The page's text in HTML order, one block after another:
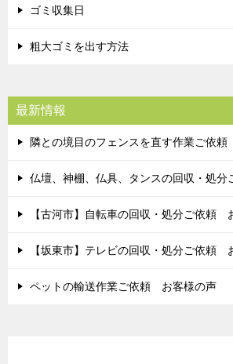
ゴミ収集日
粗大ゴミを出す方法
最新情報
隣との境目のフェンスを直す作業ご依
仏壇、神棚、仏具、タンスの回収・処
【古河市】自転車の回収・処分ご依頼
【坂東市】テレビの回収・処分ご依頼
ペットの輸送作業ご依頼 お客様の声